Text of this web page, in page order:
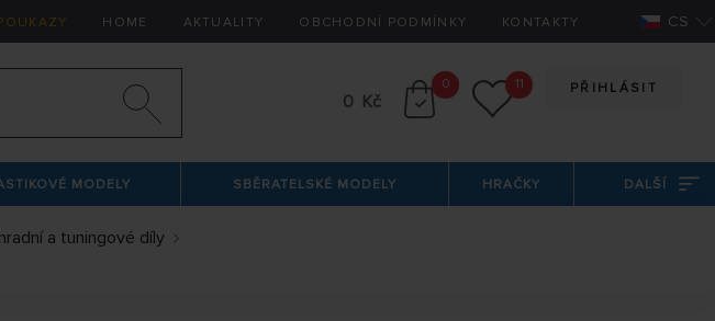
HOME AKTUALITY OBCHODNÍ PODMÍNKY KONTAKTY CS
PŘIHLÁSIT
0 Kč
0 11
MODELY SBĚRATELSKÉ MODELY HRAČKY DALŠÍ
a tuningové díly